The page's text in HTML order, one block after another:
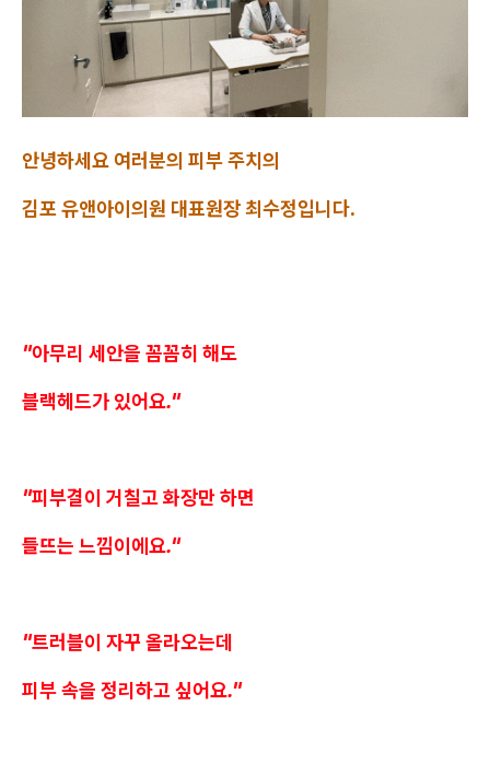
안녕하세요 여러분의 피부 주치의
김포 유앤아이의원 대표원장 최수정입니다.
"아무리 세안을 꼼꼼히 해도
블랙헤드가 있어요."
"피부결이 거칠고 화장만 하면
들뜨는 느낌이에요."
"트러블이 자꾸 올라오는데
피부 속을 정리하고 싶어요."